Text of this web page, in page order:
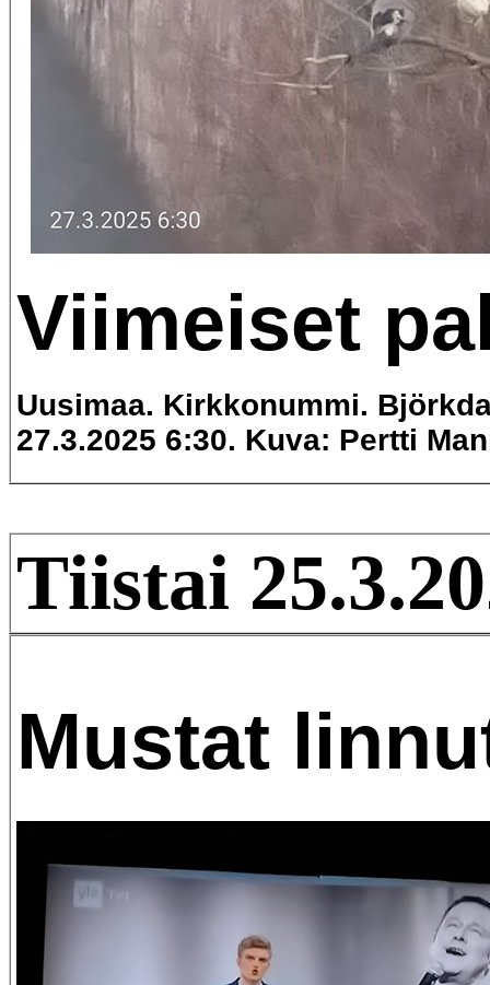
Viimeiset
Uusimaa. Kirkkonummi.
27.3.2025 6:30. Kuva: Pertti
Tiistai
Mustat